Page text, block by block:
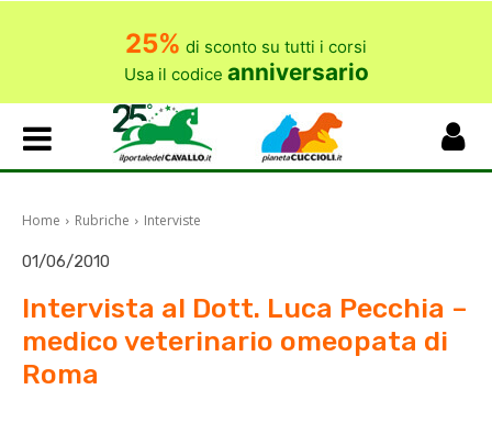
25% di sconto su tutti i corsi
Usa il codice anniversario
Home Rubriche Interviste
01/06/2010
Intervista al Dott. Luca Pecchia –
medico veterinario omeopata di
Roma